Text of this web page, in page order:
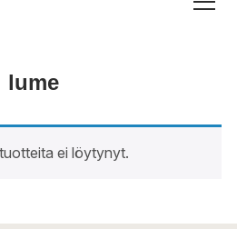
lume
ei löytynyt.